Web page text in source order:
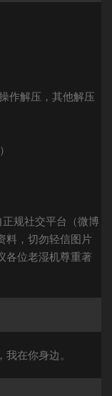
作解压，其他解压
规社交平台（微博
料，切勿轻信图片
各位老湿机尊重著
在你身边。